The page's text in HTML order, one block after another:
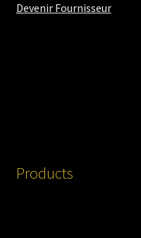
Devenir Fournisseur
Products